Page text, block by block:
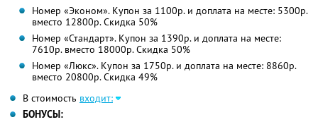
Номер «Эконом». Купон за 1100р. и доплата на месте: 5300р.
вместо 12800р. Скидка 50%
Номер «Стандарт». Купон за 1390р. и доплата на месте:
7610р. вместо 18000р. Скидка 50%
Номер «Люкс». Купон за 1750р. и доплата на месте: 8860р.
вместо 20800р. Скидка 49%
В стоимость входит:
БОНУСЫ: